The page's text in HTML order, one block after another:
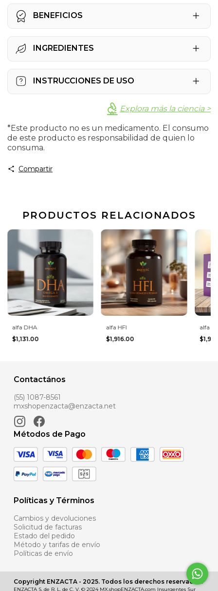
BENEFICIOS
metas y jornadas exigentes.
Recuperación:Fortalece músculos y
ligamentos de forma natural.
Seguridad:Nutrición pura y eficaz para
todas las etapas de la vida.
INGREDIENTES
Harina de arroz integral hidrolizado (Oryza
sativa), harina de arroz integral de grano
arroz integral aromático hidrolizado (Oryza
sativa), espirulina natural (Spirulina
INSTRUCCIONES DE USO
Mezcla una porción (5g) de alfa PXP
FORTE en 4 oz. o 125 ml. de agua, disuelve
perfectamente y consúmelo de 1 a 3 veces
al día.
Explora más la ciencia >
*Este producto no es un medicamento. El consumo
de este producto es responsabilidad de quien lo
consuma.
Compartir
PRODUCTOS RELACIONADOS
alfa DHA
$1,131.00
alfa HFI
$1,916.00
alfa
Contactános
(55) 1087-8561
mxshopenzacta@enzacta.net
Métodos de Pago
Políticas y Términos
Cambios y devoluciones
Solicitud de facturas
Estado del pedido
Método y tarifas de envío
Políticas de envío
Copyright ENZACTA - 2025. Todos los derechos reservados.
ENZACTA S. de R. L. de C. V. © 2024 MX.shopENZACTA.com Insurgentes Sur